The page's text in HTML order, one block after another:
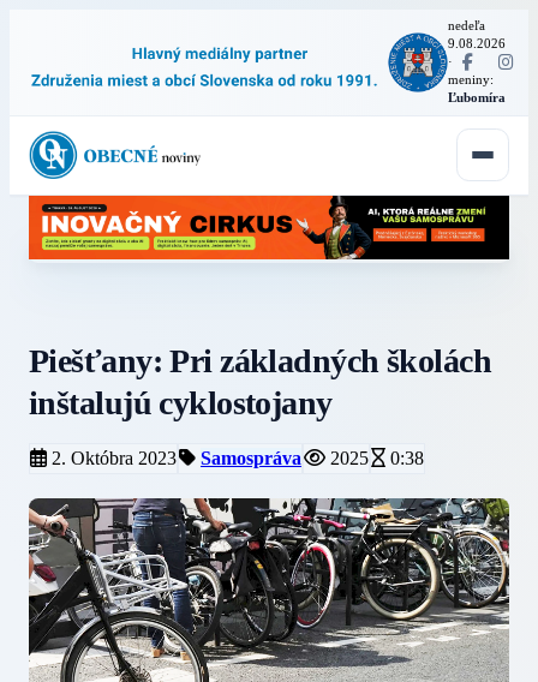
nedeľa
9.08.2026
·
meniny:
Ľubomíra
Piešťany: Pri základných školách
inštalujú cyklostojany
2. Októbra 2023 Samospráva 2025 0:38